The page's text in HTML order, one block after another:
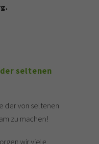
seltenen
der von seltenen
zu machen!
wir viele